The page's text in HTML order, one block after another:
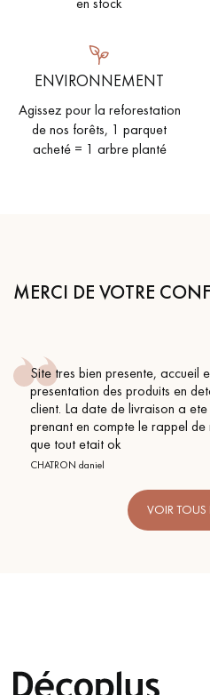
ENVIRONNEMENT
Agissez pour la reforestation
de nos forêts, 1 parquet
acheté = 1 arbre planté
MERCI DE VOTRE
Site tres bien presente, accueil
presentation des produits en
client. La date de livraison a
prenant en compte le rappel
que tout etait ok
CHATRON daniel
VOIR TOUS